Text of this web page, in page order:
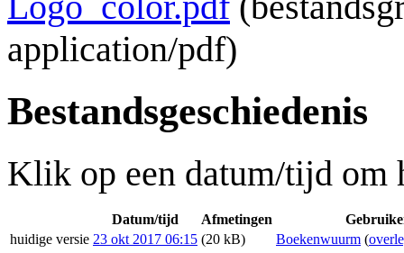
application/pdf)
Bestandsgeschiedenis
Klik op een datum/tijd om
Datum/tijd Afmetingen
huidige versie 23 okt 2017 06:15 (20 kB) Boekenwuurm (